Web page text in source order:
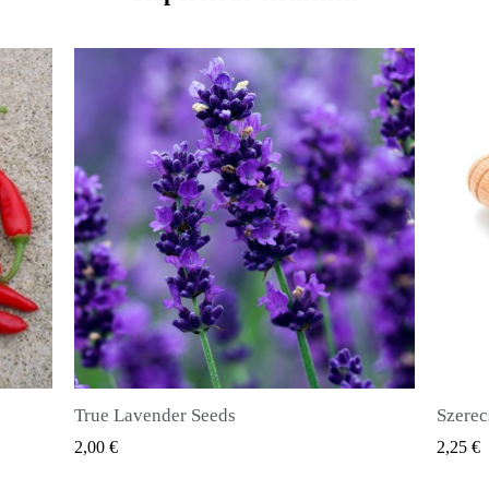
GYORSNÉZET
Szerecsendióbors Magvak (Pimenta dioica)
2,25 € 2,50 €